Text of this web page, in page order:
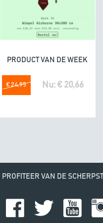
Fijne producten.
In winkelwagen
PRODUCT VAN DE WEEK
€ 24,95 Nu: € 20,66
PROFITEER VAN DE